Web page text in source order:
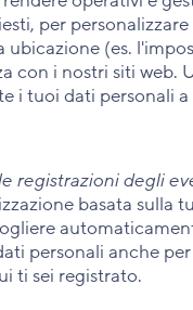
per
ubicazione (es.
con i nostri siti web.
tuoi dati personali
registrazioni degli
basata sulla
personali anche
ti sei registrato.